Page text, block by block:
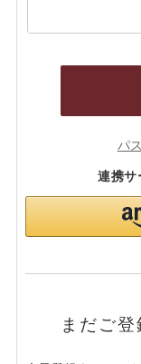
須)
パ
連携サ
まだご